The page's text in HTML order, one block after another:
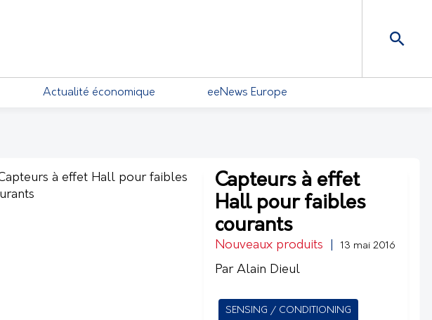
Actualité économique eeNews Europe
Capteurs à effet
Hall pour faibles
courants
Nouveaux produits 13 mai 2016
Par Alain Dieul
SENSING / CONDITIONING